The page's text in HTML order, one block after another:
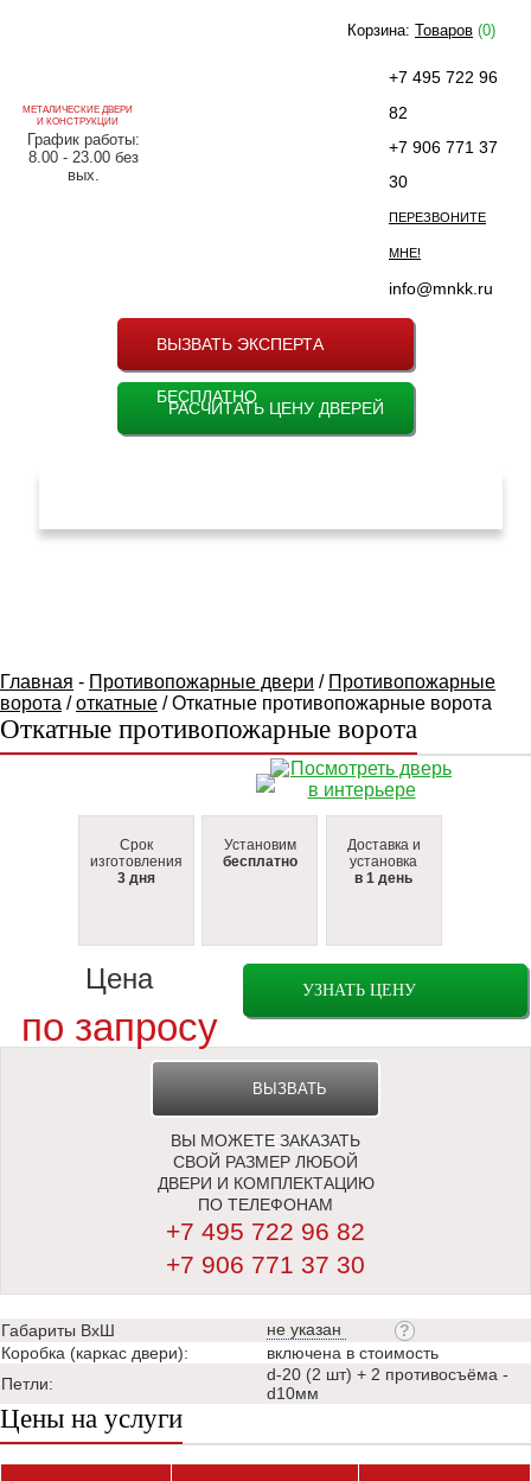
МЕТАЛИЧЕСКИЕ ДВЕРИ
И КОНСТРУКЦИИ
График работы:
8.00 - 23.00 без
вых.
+7 495 722 96
82
+7 906 771 37
30
ПЕРЕЗВОНИТЕ
МНЕ!
info@mnkk.ru
ВЫЗВАТЬ ЭКСПЕРТА
БЕСПЛАТНО
РАСЧИТАТЬ ЦЕНУ ДВЕРЕЙ
Корзина: Товаров (0)
Главная - Противопожарные двери / Противопожарные
ворота /откатные / Откатные противопожарные ворота
Откатные противопожарные ворота
Срок
изготовления
3 дня
Установим
бесплатно
Доставка и
установка
в 1 день
УЗНАТЬ ЦЕНУ
Цена
по запросу
ВЫЗВАТЬ
ЗАМЕРЩИКА
ВЫ МОЖЕТЕ ЗАКАЗАТЬ
СВОЙ РАЗМЕР ЛЮБОЙ
ДВЕРИ И КОМПЛЕКТАЦИЮ
ПО ТЕЛЕФОНАМ
+7 495 722 96 82
+7 906 771 37 30
Габариты ВхШ
не указан
Коробка (каркас двери):
включена в стоимость
Петли:
d-20 (2 шт) + 2 противосъёма -
d10мм
Цены на услуги